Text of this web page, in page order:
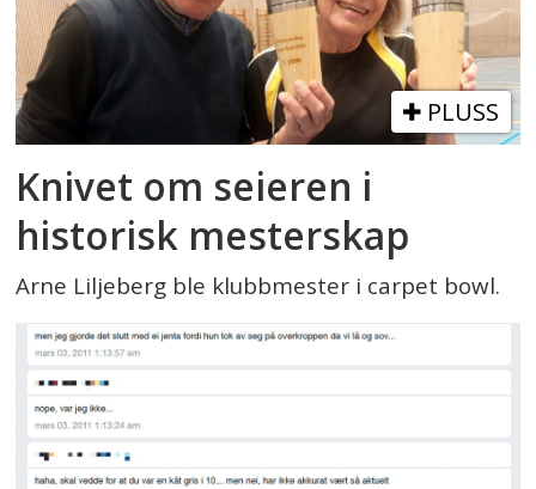
PLUSS
Knivet om seieren i
historisk mesterskap
Arne Liljeberg ble klubbmester i carpet bowl.